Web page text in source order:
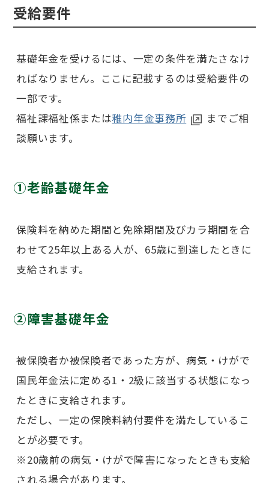
受給要件
基礎年金を受けるには、一定の条件を満たさなけ
ればなりません。ここに記載するのは受給要件の
一部です。
福祉課福祉係または稚内年金事務所
までご相
談願います。
①老齢基礎年金
保険料を納めた期間と免除期間及びカラ期間を合
わせて25年以上ある人が、65歳に到達したときに
支給されます。
②障害基礎年金
被保険者か被保険者であった方が、病気・けがで
国民年金法に定める1・2級に該当する状態になっ
たときに支給されます。
ただし、一定の保険料納付要件を満たしているこ
とが必要です。
※20歳前の病気・けがで障害になったときも支給
される場合があります。